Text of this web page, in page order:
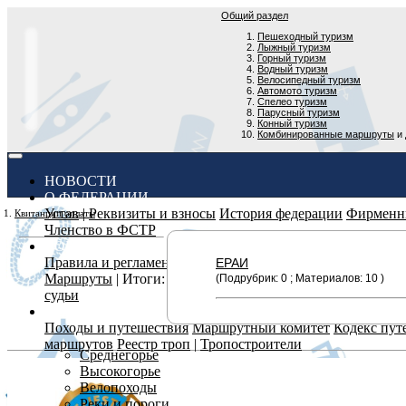
Общий раздел
Пешеходный туризм
Лыжный туризм
Горный туризм
Водный туризм
Велосипедный туризм
Автомото туризм
Спелео туризм
Парусный туризм
Конный туризм
Комбинированные маршруты и
НОВОСТИ
О ФЕДЕРАЦИИ
Устав|Реквизиты и взносы История федерации
Членство в ФСТР
СОРЕВНОВАНИЯ
Правила и регламенты
Календарный план
Маршруты | Итоги: текущие|архив Заявка и ход
судьи
Походы и путешествия Маршрутный комитет Кодекс
маршрутов Реестр троп | Тропостроители
Среднегорье
Высокогорье
Велопоходы
Квитанции оплаты
ЕРАИ
(Подрубрик: 0 ; Материалов: 10 )